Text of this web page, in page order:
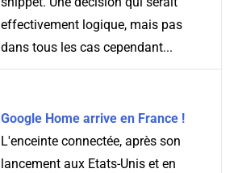
effectivement logique, mais pas
dans tous les cas cependant...
Google Home arrive en France !
L'enceinte connectée, après son
lancement aux Etats-Unis et en